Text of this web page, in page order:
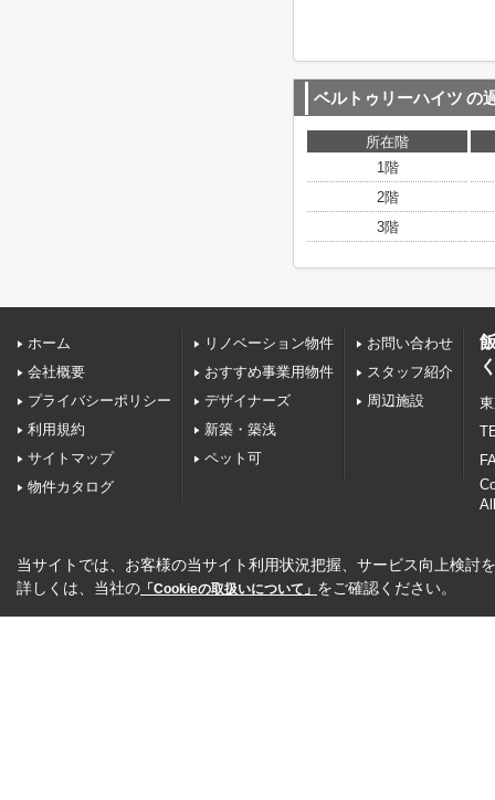
ベルトゥリーハイツ の
所在階
1階
2階
3階
ホーム
会社概要
プライバシーポリシー
利用規約
サイトマップ
物件カタログ
リノベーション物件
おすすめ事業用物件
デザイナーズ
新築・築浅
ペット可
お問い合わせ
スタッフ紹介
周辺施設
当サイトでは、お客様の当サイト利用状況把握、サービス向上検討
詳しくは、当社の 「Cookieの取扱いについて」 をご確認ください。